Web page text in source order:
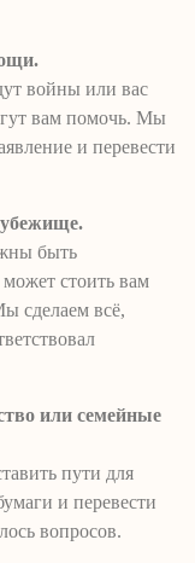
войны или вас
вам помочь. Мы
и перевести
быть
стоить вам
сделаем всё,
или семейные
пути для
и перевести
вопросов.